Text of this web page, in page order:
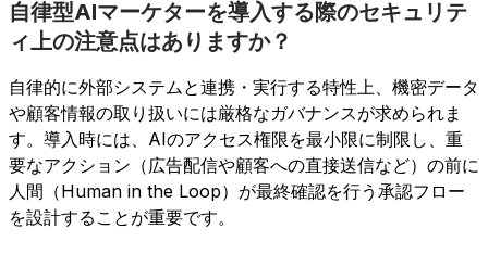
自律型AIマーケターを導入する際のセキュリテ
ィ上の注意点はありますか？
自律的に外部システムと連携・実行する特性上、機密データ
や顧客情報の取り扱いには厳格なガバナンスが求められま
す。導入時には、AIのアクセス権限を最小限に制限し、重
要なアクション（広告配信や顧客への直接送信など）の前に
人間（Human in the Loop）が最終確認を行う承認フロー
を設計することが重要です。